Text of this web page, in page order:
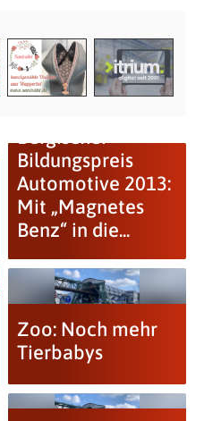
Bergischer
Bildungspreis
Automotive 2013:
Mit „Magnetes
Benz“ in die...
Zoo: Noch mehr
Tierbabys